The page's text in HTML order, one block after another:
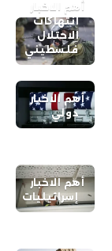
أهم الاخبار
انتهاكات
الاحتلال
فلسطيني
أهم الاخبار
دولي
أهم الاخبار
إسرائيليات